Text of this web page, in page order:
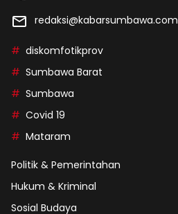
redaksi@kabarsumbawa.com
diskomfotikprov
Sumbawa Barat
Sumbawa
Covid 19
Mataram
Politik & Pemerintahan
Hukum & Kriminal
Sosial Budaya